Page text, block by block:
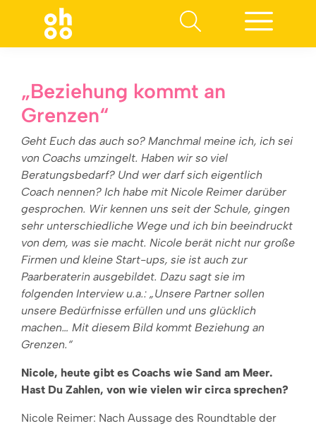
„Beziehung kommt an
Grenzen“
Geht Euch das auch so? Manchmal meine ich, ich sei
von Coachs umzingelt. Haben wir so viel
Beratungsbedarf? Und wer darf sich eigentlich
Coach nennen? Ich habe mit Nicole Reimer darüber
gesprochen. Wir kennen uns seit der Schule, gingen
sehr unterschiedliche Wege und ich bin beeindruckt
von dem, was sie macht. Nicole berät nicht nur große
Firmen und kleine Start-ups, sie ist auch zur
Paarberaterin ausgebildet. Dazu sagt sie im
folgenden Interview u.a.: „Unsere Partner sollen
unsere Bedürfnisse erfüllen und uns glücklich
machen… Mit diesem Bild kommt Beziehung an
Grenzen.“
Nicole, heute gibt es Coachs wie Sand am Meer.
Hast Du Zahlen, von wie vielen wir circa sprechen?
Nicole Reimer: Nach Aussage des Roundtable der